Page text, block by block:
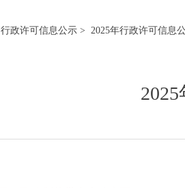
行政许可信息公示 > 2025年行政许可信息